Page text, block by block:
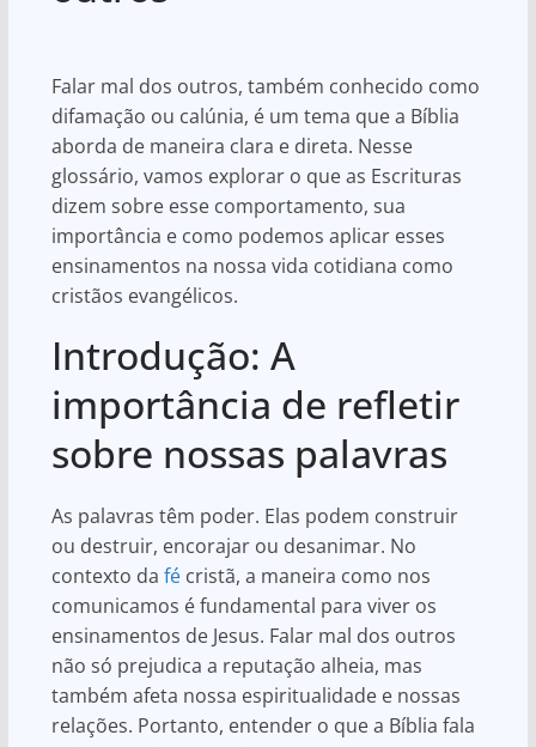
p o
k
Falar mal dos outros, também conhecido como
difamação ou calúnia, é um tema que a Bíblia
aborda de maneira clara e direta. Nesse
glossário, vamos explorar o que as Escrituras
dizem sobre esse comportamento, sua
importância e como podemos aplicar esses
ensinamentos na nossa vida cotidiana como
cristãos evangélicos.
Introdução: A
importância de refletir
sobre nossas palavras
As palavras têm poder. Elas podem construir
ou destruir, encorajar ou desanimar. No
contexto da fécristã, a maneira como nos
comunicamos é fundamental para viver os
ensinamentos de Jesus. Falar mal dos outros
não só prejudica a reputação alheia, mas
também afeta nossa espiritualidade e nossas
relações. Portanto, entender o que a Bíblia fala